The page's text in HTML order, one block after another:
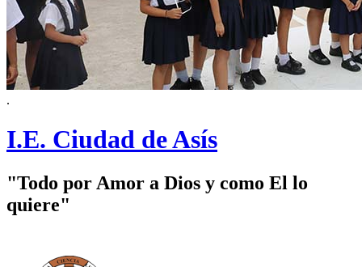
.
I.E. Ciudad de Asís
"Todo por Amor a Dios y como El lo
quiere"